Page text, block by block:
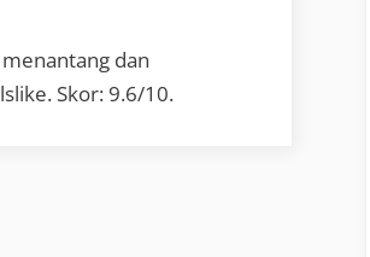
dan
Skor: 9.6/10.